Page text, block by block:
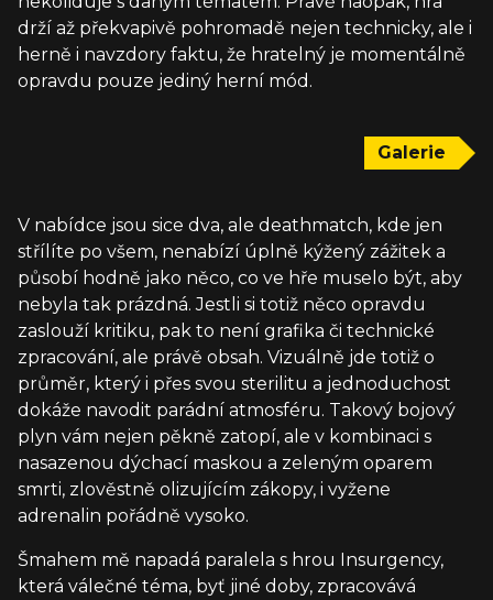
drží až překvapivě pohromadě nejen technicky, ale i
herně i navzdory faktu, že hratelný je momentálně
opravdu pouze jediný herní mód.
Galerie
V nabídce jsou sice dva, ale deathmatch, kde jen
střílíte po všem, nenabízí úplně kýžený zážitek a
působí hodně jako něco, co ve hře muselo být, aby
nebyla tak prázdná. Jestli si totiž něco opravdu
zaslouží kritiku, pak to není grafika či technické
zpracování, ale právě obsah. Vizuálně jde totiž o
průměr, který i přes svou sterilitu a jednoduchost
dokáže navodit parádní atmosféru. Takový bojový
plyn vám nejen pěkně zatopí, ale v kombinaci s
nasazenou dýchací maskou a zeleným oparem
smrti, zlověstně olizujícím zákopy, i vyžene
adrenalin pořádně vysoko.
Šmahem mě napadá paralela s hrou Insurgency,
která válečné téma, byť jiné doby, zpracovává